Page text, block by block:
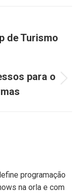
de Turismo
para o
programação
na orla e com